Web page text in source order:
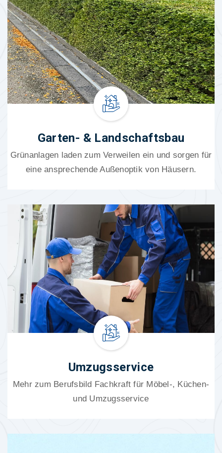
Garten- & Landschaftsbau
Grünanlagen laden zum Verweilen ein und sorgen für
eine ansprechende Außenoptik von Häusern.
Umzugsservice
Mehr zum Berufsbild Fachkraft für Möbel-, Küchen-
und Umzugsservice